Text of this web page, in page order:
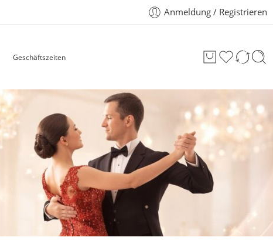
Anmeldung / Registrieren
Geschäftszeiten